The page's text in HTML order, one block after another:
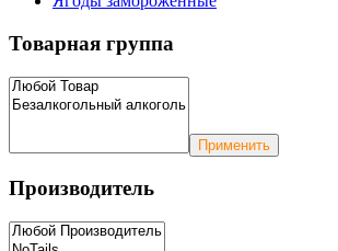
Товарная группа
Применить
Производитель